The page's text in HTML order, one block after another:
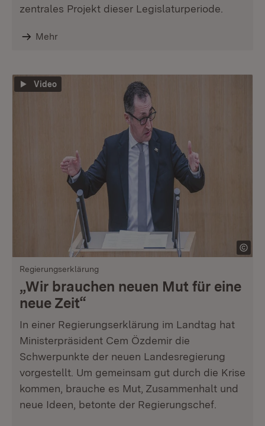
zentrales Projekt dieser Legislaturperiode.
Mehr
Video
Regierungserklärung
„Wir brauchen neuen Mut für eine
neue Zeit“
In einer Regierungserklärung im Landtag hat
Ministerpräsident Cem Özdemir die
Schwerpunkte der neuen Landesregierung
vorgestellt. Um gemeinsam gut durch die Krise
kommen, brauche es Mut, Zusammenhalt und
neue Ideen, betonte der Regierungschef.